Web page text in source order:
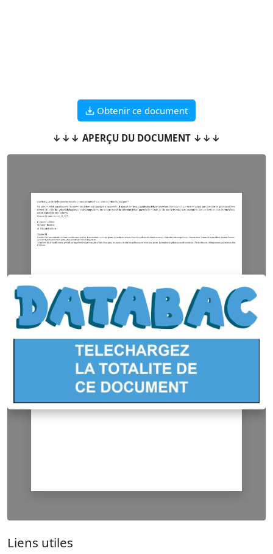
Obtenir ce document
↓↓↓ APERÇU DU DOCUMENT ↓↓↓
Liens utiles